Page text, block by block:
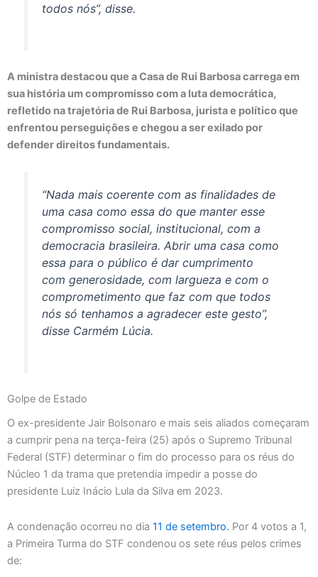
todos nós”, disse.
A ministra destacou que a Casa de Rui Barbosa carrega em
sua história um compromisso com a luta democrática,
refletido na trajetória de Rui Barbosa, jurista e político que
enfrentou perseguições e chegou a ser exilado por
defender direitos fundamentais.
“Nada mais coerente com as finalidades de
uma casa como essa do que manter esse
compromisso social, institucional, com a
democracia brasileira. Abrir uma casa como
essa para o público é dar cumprimento
com generosidade, com largueza e com o
comprometimento que faz com que todos
nós só tenhamos a agradecer este gesto”,
disse Carmém Lúcia.
Golpe de Estado
O ex-presidente Jair Bolsonaro e mais seis aliados começaram
a cumprir pena na terça-feira (25) após o Supremo Tribunal
Federal (STF) determinar o fim do processo para os réus do
Núcleo 1 da trama que pretendia impedir a posse do
presidente Luiz Inácio Lula da Silva em 2023.
A condenação ocorreu no dia 11 de setembro. Por 4 votos a 1,
a Primeira Turma do STF condenou os sete réus pelos crimes
de: